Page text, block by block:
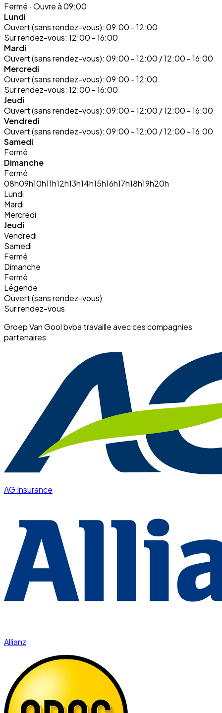
Fermé · Ouvre à 09:00
Lundi
Ouvert (sans rendez-vous): 09:00 - 12:00
Sur rendez-vous: 12:00 - 16:00
Mardi
Ouvert (sans rendez-vous): 09:00 - 12:00 / 12:00 - 16:00
Mercredi
Ouvert (sans rendez-vous): 09:00 - 12:00
Sur rendez-vous: 12:00 - 16:00
Jeudi
Ouvert (sans rendez-vous): 09:00 - 12:00 / 12:00 - 16:00
Vendredi
Ouvert (sans rendez-vous): 09:00 - 12:00 / 12:00 - 16:00
Samedi
Fermé
Dimanche
Fermé
08h09h10h11h12h13h14h15h16h17h18h19h20h
Lundi
Mardi
Mercredi
Jeudi
Vendredi
Samedi
Fermé
Dimanche
Fermé
Légende
Ouvert (sans rendez-vous)
Sur rendez-vous
Groep Van Gool bvba travaille avec ces compagnies
partenaires
AG Insurance
Allianz